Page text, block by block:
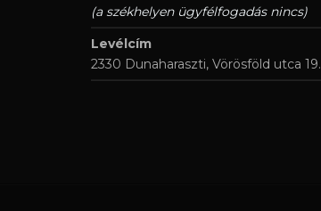
(a székhelyen ügyfélfogadás nincs)
Levélcím
2330 Dunaharaszti, Vörösföld utca 19.